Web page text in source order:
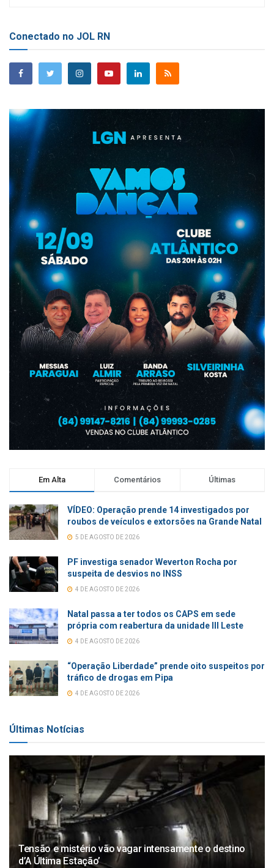
Conectado no JOL RN
Em Alta Comentários Últimas
VÍDEO: Operação prende 14 investigados por
roubos de veículos e extorsões na Grande Natal
5 DE AGOSTO DE 2026
PF investiga senador Weverton Rocha por
suspeita de desvios no INSS
4 DE AGOSTO DE 2026
Natal passa a ter todos os CAPS em sede
própria com reabertura da unidade III Leste
4 DE AGOSTO DE 2026
“Operação Liberdade” prende oito suspeitos por
tráfico de drogas em Pipa
4 DE AGOSTO DE 2026
Últimas Notícias
Tensão e mistério vão vagar intensamente o destino
d’A Última Estação’